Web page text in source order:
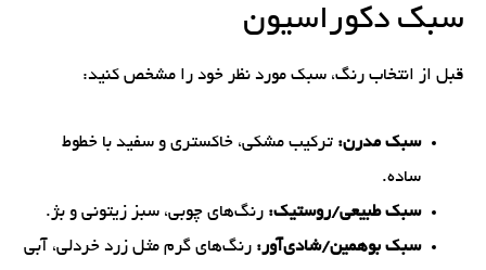
سبک دکوراسیون
قبل از انتخاب رنگ، سبک مورد نظر خود را مشخص کنید:
سبک مدرن: ترکیب مشکی، خاکستری و سفید با خطوط
ساده.
سبک طبیعی/روستیک: رنگ‌های چوبی، سبز زیتونی و بژ.
سبک بوهمین/شادی‌آور: رنگ‌های گرم مثل زرد خردلی، آبی